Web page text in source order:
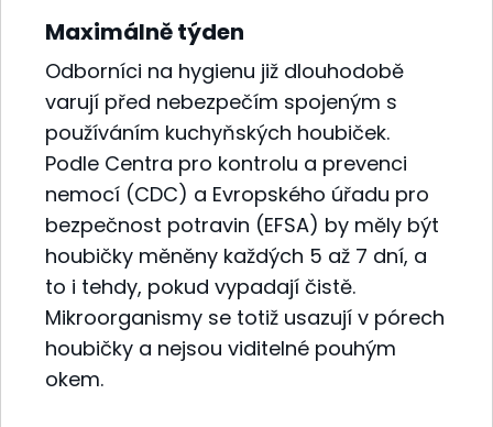
Maximálně týden
Odborníci na hygienu již dlouhodobě
varují před nebezpečím spojeným s
používáním kuchyňských houbiček.
Podle Centra pro kontrolu a prevenci
nemocí (CDC) a Evropského úřadu pro
bezpečnost potravin (EFSA) by měly být
houbičky měněny každých 5 až 7 dní, a
to i tehdy, pokud vypadají čistě.
Mikroorganismy se totiž usazují v pórech
houbičky a nejsou viditelné pouhým
okem.